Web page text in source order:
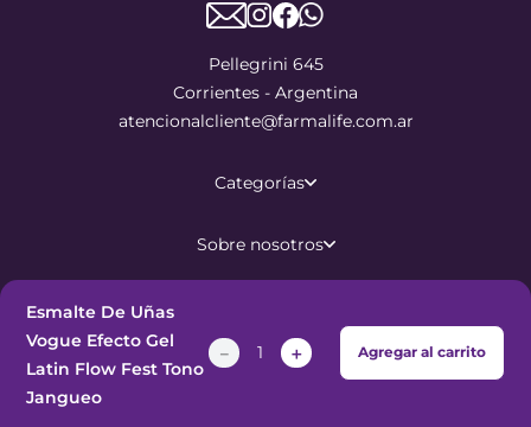
Esmalte De Uñas
Vogue Efecto Gel
Latin Flow Fest Tono
Jangueo
＋
－ Agregar al carrito
Pellegrini 645
Corrientes - Argentina
atencionalcliente@farmalife.com.ar
Categorías
Sobre nosotros
reservados